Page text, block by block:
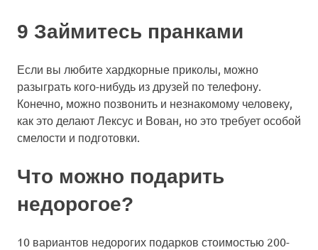
9 Займитесь пранками
Если вы любите хардкорные приколы, можно
разыграть кого-нибудь из друзей по телефону.
Конечно, можно позвонить и незнакомому человеку,
как это делают Лексус и Вован, но это требует особой
смелости и подготовки.
Что можно подарить
недорогое?
10 вариантов недорогих подарков стоимостью 200-